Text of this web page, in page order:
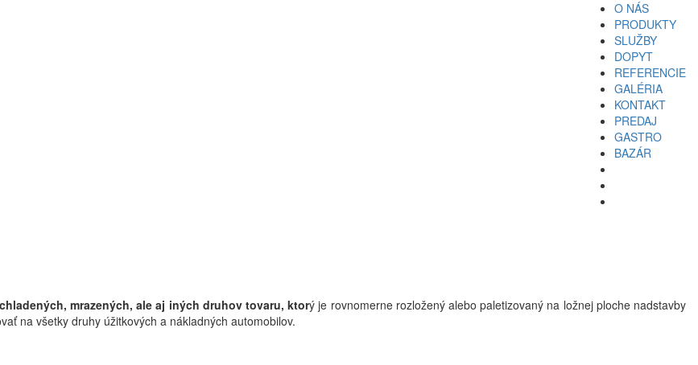
O NÁS
PRODUKTY
SLUŽBY
DOPYT
REFERENCIE
GALÉRIA
KONTAKT
PREDAJ
GASTRO
BAZÁR
mrazených, ale aj iných druhov tovaru, ktorý je rovnomerne rozložený alebo paletizovaný na ložnej ploche nadstavby
na všetky druhy úžitkových a nákladných automobilov.